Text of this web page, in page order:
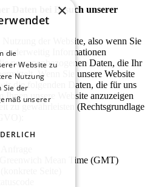
Daten bei Besuch unserer
der Website, also wenn Sie
anderweitig Informationen
personenbezogenen Daten, die Ihr
Wenn Sie unsere Website
die folgenden Daten, die für uns
unsere Website anzuzeigen
zu gewährleisten (Rechtsgrundlage
Mean Time (GMT)
Seite)
×
die
Website zu
Nutzung
Sie der
unserer